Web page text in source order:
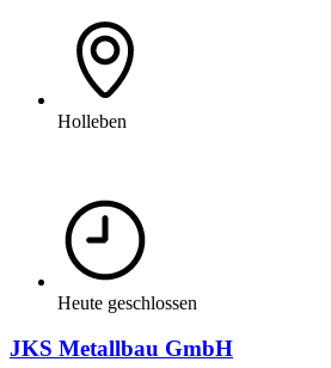
Holleben
Heute geschlossen
JKS Metallbau GmbH